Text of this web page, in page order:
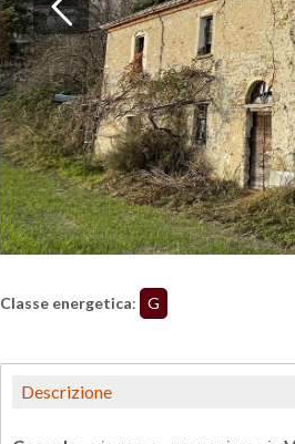
Classe energetica: G
Descrizione